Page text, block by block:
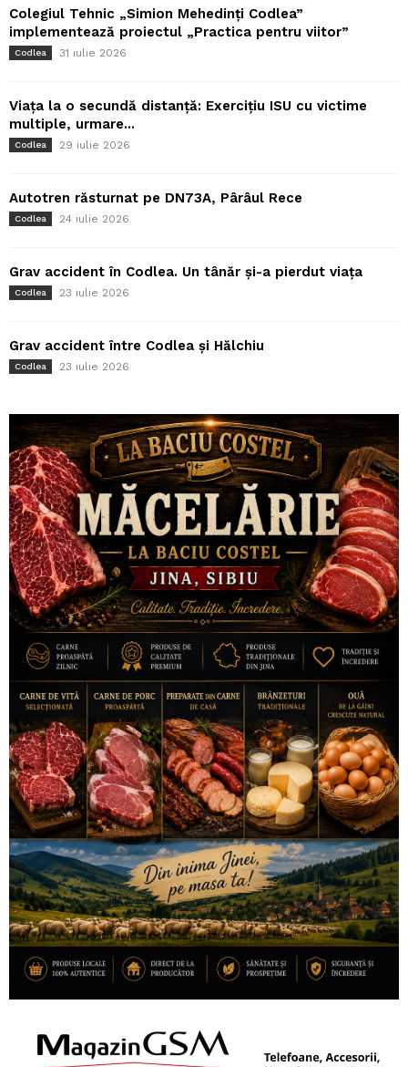
Colegiul Tehnic „Simion Mehedinți Codlea”
implementează proiectul „Practica pentru viitor”
Codlea 31 iulie 2026
Viața la o secundă distanță: Exercițiu ISU cu victime
multiple, urmare...
Codlea 29 iulie 2026
Autotren răsturnat pe DN73A, Pârâul Rece
Codlea 24 iulie 2026
Grav accident în Codlea. Un tânăr și-a pierdut viața
Codlea 23 iulie 2026
Grav accident între Codlea și Hălchiu
Codlea 23 iulie 2026